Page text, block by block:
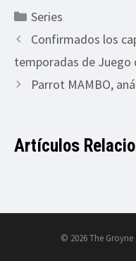
Categorías
Series
Confirmados los
temporadas de Juego
Parrot MAMBO,
Artículos
© 2026 The Groyne